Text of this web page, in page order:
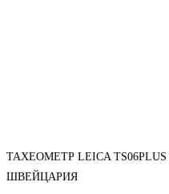
ТАХЕОМЕТР LEICA
ШВЕЙЦАРИЯ